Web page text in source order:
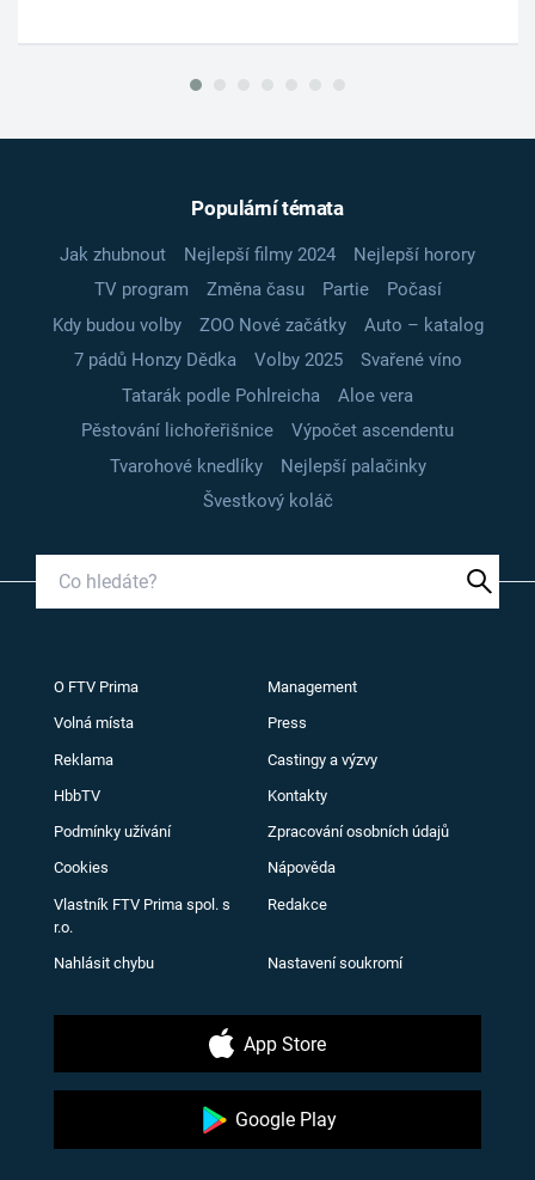
Populární témata
Jak zhubnout Nejlepší filmy 2024
Nejlepší horory
TV program
Změna času Partie
Počasí
Kdy budou volby
ZOO Nové začátky
Auto – katalog
7 pádů Honzy Dědka
Volby 2025
Svařené víno
Tatarák podle Pohlreicha
Aloe vera
Pěstování lichořeřišnice
Výpočet ascendentu
Tvarohové knedlíky
Nejlepší palačinky
Švestkový koláč
O FTV Prima Management
Volná místa Press
Reklama Castingy a výzvy
HbbTV Kontakty
Podmínky užívání Zpracování osobních údajů
Cookies Nápověda
Vlastník FTV Prima spol. s
r.o.
Redakce
Nahlásit chybu Nastavení soukromí
App Store
Google Play